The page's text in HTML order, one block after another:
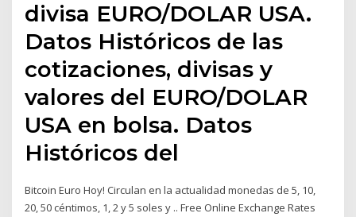
divisa EURO/DOLAR USA.
Datos Históricos de las
cotizaciones, divisas y
valores del EURO/DOLAR
USA en bolsa. Datos
Históricos del
Bitcoin Euro Hoy! Circulan en la actualidad monedas de 5, 10,
20, 50 céntimos, 1, 2 y 5 soles y .. Free Online Exchange Rates